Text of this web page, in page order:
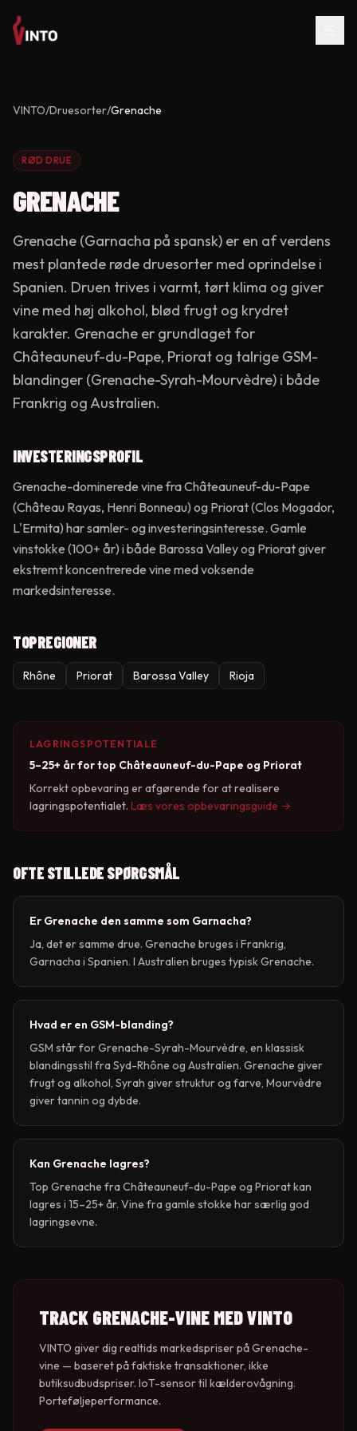
VINTO/Druesorter/Grenache
RØD DRUE
GRENACHE
Grenache (Garnacha på spansk) er en af verdens
mest plantede røde druesorter med oprindelse i
Spanien. Druen trives i varmt, tørt klima og giver
vine med høj alkohol, blød frugt og krydret
karakter. Grenache er grundlaget for
Châteauneuf-du-Pape, Priorat og talrige GSM-
blandinger (Grenache-Syrah-Mourvèdre) i både
Frankrig og Australien.
INVESTERINGSPROFIL
Grenache-dominerede vine fra Châteauneuf-du-Pape
(Château Rayas, Henri Bonneau) og Priorat (Clos Mogador,
L'Ermita) har samler- og investeringsinteresse. Gamle
vinstokke (100+ år) i både Barossa Valley og Priorat giver
ekstremt koncentrerede vine med voksende
markedsinteresse.
TOPREGIONER
Rhône Priorat Barossa Valley Rioja
LAGRINGSPOTENTIALE
5–25+ år for top Châteauneuf-du-Pape og Priorat
Korrekt opbevaring er afgørende for at realisere
lagringspotentialet. Læs vores opbevaringsguide →
OFTE STILLEDE SPØRGSMÅL
Er Grenache den samme som Garnacha?
Ja, det er samme drue. Grenache bruges i Frankrig,
Garnacha i Spanien. I Australien bruges typisk Grenache.
Hvad er en GSM-blanding?
GSM står for Grenache-Syrah-Mourvèdre, en klassisk
blandingsstil fra Syd-Rhône og Australien. Grenache giver
frugt og alkohol, Syrah giver struktur og farve, Mourvèdre
giver tannin og dybde.
Kan Grenache lagres?
Top Grenache fra Châteauneuf-du-Pape og Priorat kan
lagres i 15–25+ år. Vine fra gamle stokke har særlig god
lagringsevne.
TRACK GRENACHE-VINE MED VINTO
VINTO giver dig realtids markedspriser påGrenache-
vine — baseret på faktiske transaktioner, ikke
butiksudbudspriser. IoT-sensor til kælderovågning.
Porteføljeperformance.